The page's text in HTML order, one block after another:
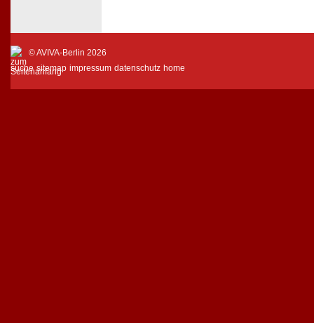
© AVIVA-Berlin 2026
suche sitemap impressum datenschutz home